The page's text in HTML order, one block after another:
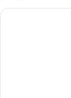
estadia:
Miramar Garden